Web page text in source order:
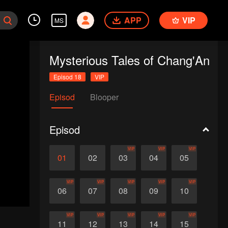
MS APP VIP
Mysterious Tales of Chang'An
Episod 18 VIP
Episod Blooper
Episod
01 02 03
VIP
04
VIP
05
VIP
06
VIP
07
VIP
08
VIP
09
VIP
10
VIP
11
VIP
12
VIP
13
VIP
14
VIP
15
VIP